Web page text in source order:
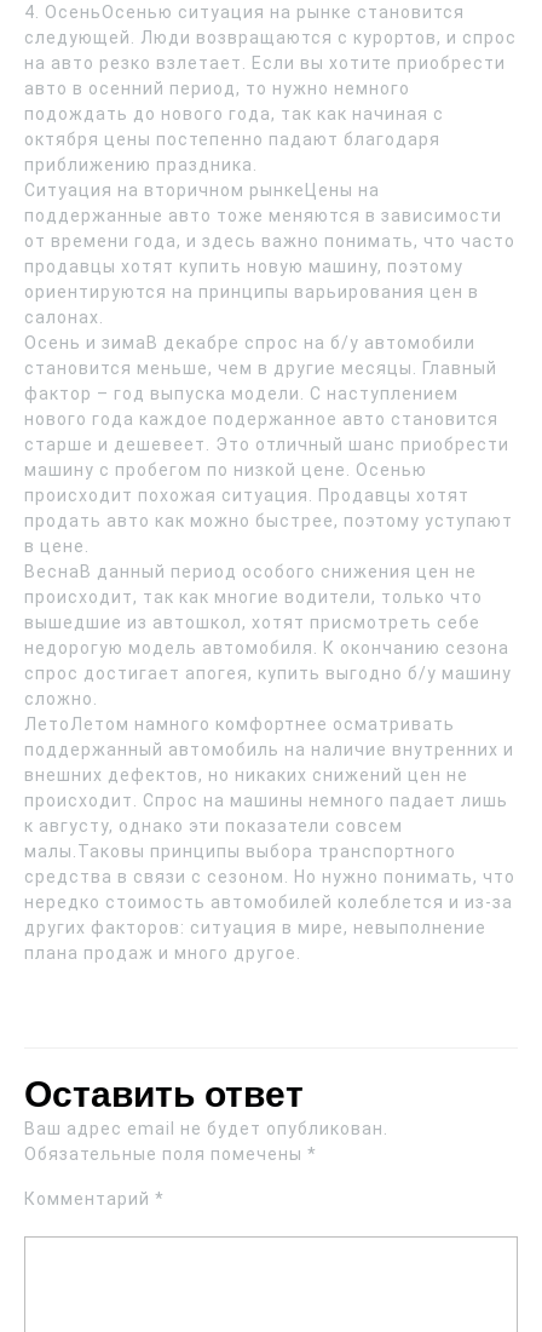
4. ОсеньОсенью ситуация на рынке становится
следующей. Люди возвращаются с курортов, и спрос
на авто резко взлетает. Если вы хотите приобрести
авто в осенний период, то нужно немного
подождать до нового года, так как начиная с
октября цены постепенно падают благодаря
приближению праздника.
Ситуация на вторичном рынкеЦены на
поддержанные авто тоже меняются в зависимости
от времени года, и здесь важно понимать, что часто
продавцы хотят купить новую машину, поэтому
ориентируются на принципы варьирования цен в
салонах.
Осень и зимаВ декабре спрос на б/у автомобили
становится меньше, чем в другие месяцы. Главный
фактор – год выпуска модели. С наступлением
нового года каждое подержанное авто становится
старше и дешевеет. Это отличный шанс приобрести
машину с пробегом по низкой цене. Осенью
происходит похожая ситуация. Продавцы хотят
продать авто как можно быстрее, поэтому уступают
в цене.
ВеснаВ данный период особого снижения цен не
происходит, так как многие водители, только что
вышедшие из автошкол, хотят присмотреть себе
недорогую модель автомобиля. К окончанию сезона
спрос достигает апогея, купить выгодно б/у машину
сложно.
ЛетоЛетом намного комфортнее осматривать
поддержанный автомобиль на наличие внутренних и
внешних дефектов, но никаких снижений цен не
происходит. Спрос на машины немного падает лишь
к августу, однако эти показатели совсем
малы.Таковы принципы выбора транспортного
средства в связи с сезоном. Но нужно понимать, что
нередко стоимость автомобилей колеблется и из-за
других факторов: ситуация в мире, невыполнение
плана продаж и много другое.
Оставить ответ
Ваш адрес email не будет опубликован.
Обязательные поля помечены *
Комментарий *